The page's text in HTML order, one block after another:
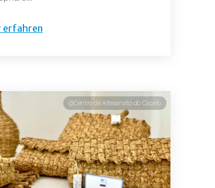
erfahren
@Centro de Artesanato do Capelo